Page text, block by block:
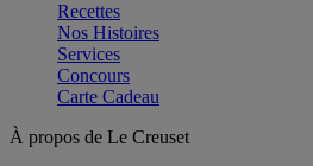
Recettes
Nos Histoires
Services
Concours
Carte Cadeau
À propos de Le Creuset